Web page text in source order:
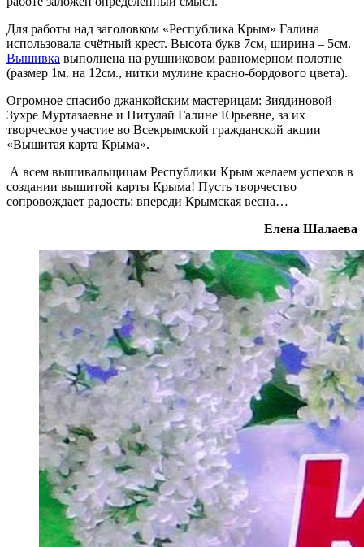
Для работы над заголовком «Республика Крым» Галина
использовала счётный крест. Высота букв 7см, ширина – 5см.
Вышивка выполнена на рушниковом равномерном полотне
(размер 1м. на 12см., нитки мулине красно-бордового цвета).
Огромное спасибо джанкойским мастерицам: Зиядиновой
Зухре Муртазаевне и Питулай Галине Юрьевне, за их
творческое участие во Всекрымской гражданской акции
«Вышитая карта Крыма».
А всем вышивальщицам Республики Крым желаем успехов в
создании вышитой карты Крыма! Пусть творчество
сопровождает радость: впереди Крымская весна…
Елена Шалаева